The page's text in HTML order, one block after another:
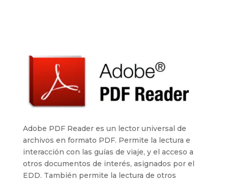
Adobe PDF Reader es un lector universal de
archivos en formato PDF. Permite la lectura e
interacción con las guías de viaje, y el acceso a
otros documentos de interés, asignados por el
EDD. También permite la lectura de otros